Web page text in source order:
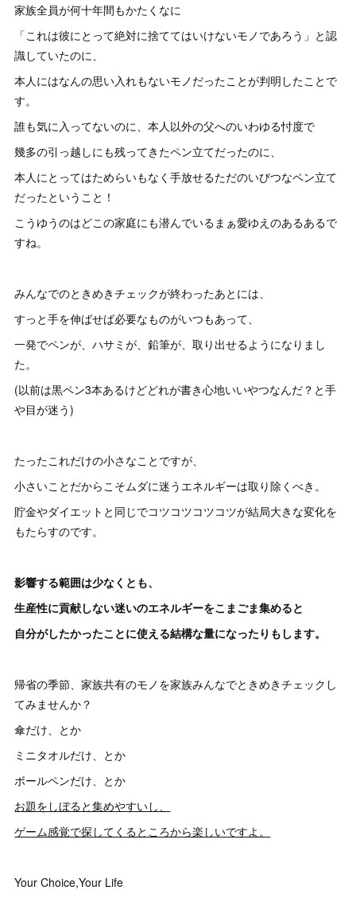
家族全員が何十年間もかたくなに
「これは彼にとって絶対に捨ててはいけないモノであろう」と認
識していたのに、
本人にはなんの思い入れもないモノだったことが判明したことで
す。
誰も気に入ってないのに、本人以外の父へのいわゆる忖度で
幾多の引っ越しにも残ってきたペン立てだったのに、
本人にとってはためらいもなく手放せるただのいびつなペン立て
だったということ！
こうゆうのはどこの家庭にも潜んでいるまぁ愛ゆえのあるあるで
すね。
みんなでのときめきチェックが終わったあとには、
すっと手を伸ばせば必要なものがいつもあって、
一発でペンが、ハサミが、鉛筆が、取り出せるようになりまし
た。
(以前は黒ペン3本あるけどどれが書き心地いいやつなんだ？と手
や目が迷う)
たったこれだけの小さなことですが、
小さいことだからこそムダに迷うエネルギーは取り除くべき。
貯金やダイエットと同じでコツコツコツコツが結局大きな変化を
もたらすのです。
影響する範囲は少なくとも、
生産性に貢献しない迷いのエネルギーをこまごま集めると
自分がしたかったことに使える結構な量になったりもします。
帰省の季節、家族共有のモノを家族みんなでときめきチェックし
てみませんか？
傘だけ、とか
ミニタオルだけ、とか
ボールペンだけ、とか
お題をしぼると集めやすいし、
ゲーム感覚で探してくるところから楽しいですよ。
Your Choice,Your Life